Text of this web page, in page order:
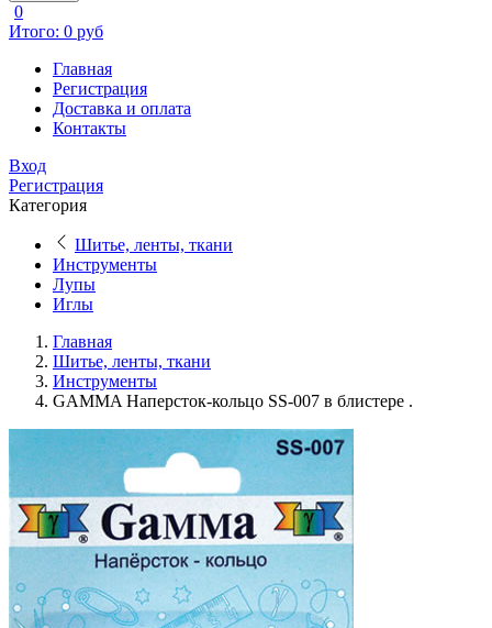
0
Итого: 0 руб
Главная
Регистрация
Доставка и оплата
Контакты
Вход
Регистрация
Категория
Шитье, ленты, ткани
Инструменты
Лупы
Иглы
Главная
Шитье, ленты, ткани
Инструменты
GAMMA Наперсток-кольцо SS-007 в блистере .